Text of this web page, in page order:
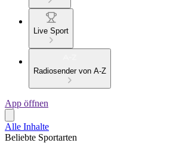
Live Sport
Radiosender von A-Z
App öffnen
Alle Inhalte
Beliebte Sportarten